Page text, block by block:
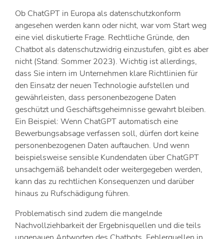
Ob ChatGPT in Europa als datenschutzkonform
angesehen werden kann oder nicht, war vom Start weg
eine viel diskutierte Frage. Rechtliche Gründe, den
Chatbot als datenschutzwidrig einzustufen, gibt es aber
nicht (Stand: Sommer 2023). Wichtig ist allerdings,
dass Sie intern im Unternehmen klare Richtlinien für
den Einsatz der neuen Technologie aufstellen und
gewährleisten, dass personenbezogene Daten
geschützt und Geschäftsgeheimnisse gewahrt bleiben.
Ein Beispiel: Wenn ChatGPT automatisch eine
Bewerbungsabsage verfassen soll, dürfen dort keine
personenbezogenen Daten auftauchen. Und wenn
beispielsweise sensible Kundendaten über ChatGPT
unsachgemäß behandelt oder weitergegeben werden,
kann das zu rechtlichen Konsequenzen und darüber
hinaus zu Rufschädigung führen.
Problematisch sind zudem die mangelnde
Nachvollziehbarkeit der Ergebnisquellen und die teils